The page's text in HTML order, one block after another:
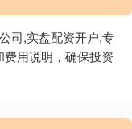
司,实盘配资开户,专
用说明，确保投资